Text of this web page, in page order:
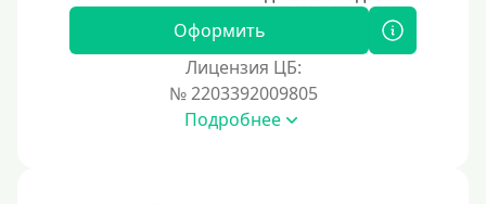
Без подтверждения личности
Пенсионерам до 70 лет
Оформить
Лицензия ЦБ:
№ 2203392009805
Подробнее